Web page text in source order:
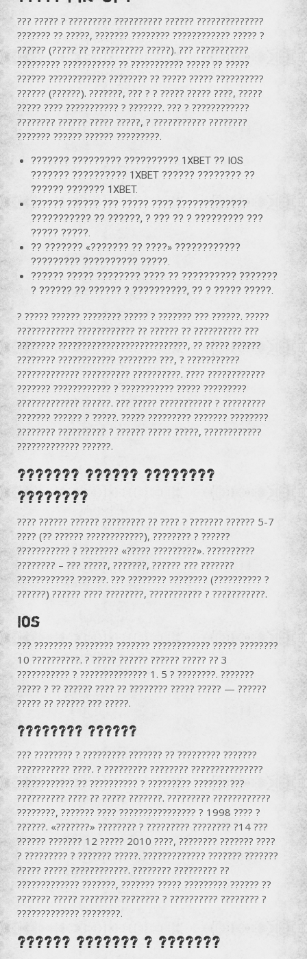
??? ????? ? ????????? ?????????? ?????? ??????????????
??????? ?? ?????, ??????? ???????? ???????????? ????? ?
?????? (????? ?? ??????????? ?????). ??? ???????????
????????? ??????????? ?? ??????????? ????? ?? ?????
?????? ???????????? ???????? ?? ????? ????? ??????????
?????? (??????). ???????, ??? ? ? ????? ????? ????, ?????
????? ???? ??????????? ? ???????. ??? ? ????????????
???????? ?????? ????? ?????, ? ??????????? ????????
??????? ?????? ?????? ?????????.
??????? ????????? ?????????? 1XBET ?? IOS
??????? ?????????? 1XBET ?????? ???????? ??
?????? ??????? 1XBET.
?????? ?????? ??? ????? ???? ?????????????
??????????? ?? ??????, ? ??? ?? ? ????????? ???
????? ?????.
?? ??????? «??????? ?? ????» ????????????
????????? ?????????? ?????.
?????? ????? ???????? ???? ?? ?????????? ???????
? ?????? ?? ?????? ? ??????????, ?? ? ????? ?????.
? ????? ?????? ???????? ????? ? ??????? ??? ??????. ?????
???????????? ???????????? ?? ?????? ?? ?????????? ???
???????? ???????????????????????????, ?? ????? ??????
???????? ???????????? ???????? ???, ? ???????????
????????????? ?????????? ??????????. ???? ????????????
??????? ???????????? ? ??????????? ????? ?????????
????????????? ??????. ??? ????? ??????????? ? ?????????
??????? ?????? ? ?????. ????? ????????? ??????? ????????
???????? ?????????? ? ?????? ????? ?????, ????????????
????????????? ??????.
??????? ?????? ????????
????????
???? ?????? ?????? ????????? ?? ???? ? ??????? ?????? 5-7
???? (?? ?????? ????????????), ???????? ? ??????
??????????? ? ???????? «????? ?????????». ??????????
???????? – ??? ?????, ???????, ?????? ??? ???????
???????????? ??????. ??? ???????? ???????? (?????????? ?
??????) ?????? ???? ????????, ??????????? ? ???????????.
Ios
??? ???????? ???????? ??????? ???????????? ????? ????????
10 ??????????. ? ????? ?????? ?????? ????? ?? 3
??????????? ? ?????????????? 1. 5 ? ????????. ???????
????? ? ?? ?????? ???? ?? ???????? ????? ????? — ??????
????? ?? ?????? ??? ?????.
???????? ??????
??? ???????? ? ????????? ??????? ?? ????????? ???????
??????????? ????. ? ????????? ???????? ???????????????
???????????? ?? ?????????? ? ????????? ??????? ???
?????????? ???? ?? ????? ???????. ????????? ????????????
????????, ??????? ???? ???????????????? ? 1998 ???? ?
??????. «???????» ???????? ? ????????? ???????? ?14 ???
?????? ??????? 12 ????? 2010 ????, ???????? ??????? ????
? ????????? ? ??????? ?????. ????????????? ??????? ???????
????? ????? ????????????. ???????? ????????? ??
????????????? ???????, ??????? ????? ????????? ?????? ??
??????? ????? ???????? ???????? ? ?????????? ???????? ?
????????????? ????????.
?????? ??????? ? ???????